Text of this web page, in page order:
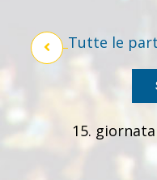
Tutte le
15.